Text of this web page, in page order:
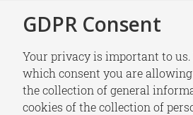
NEWS
GDPR Consent
Your privacy is important to us.
which consent you are
the collection of general
cookies of the collection of